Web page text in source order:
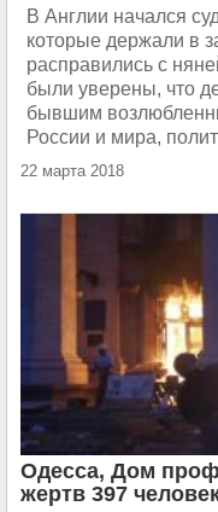
В Англии начался
которые держали в
расправились с
были уверены, что
бывшим
России и мира,
22 марта 2018
Одесса, Дом
жертв 397